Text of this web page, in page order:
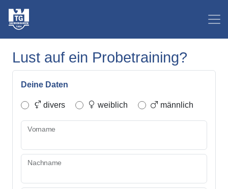
Lust auf ein Probetraining?
Deine Daten
divers weiblich männlich
Vorname
Nachname